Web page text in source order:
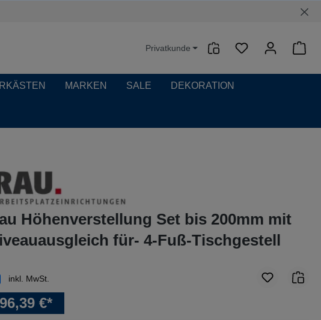
Privatkunde
MARKEN SALE DEKORATION
Höhenverstellung Set bis 200mm mit
für- 4-Fuß-Tischgestell
96,39 €*
inkl. MwSt.